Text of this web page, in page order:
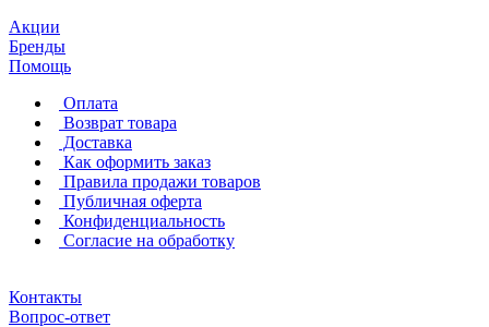
Акции
Бренды
Помощь
Оплата
Возврат товара
Доставка
Как оформить заказ
Правила продажи товаров
Публичная оферта
Конфиденциальность
Согласие на обработку
Контакты
Вопрос-ответ